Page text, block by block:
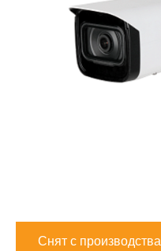
Снят с производства